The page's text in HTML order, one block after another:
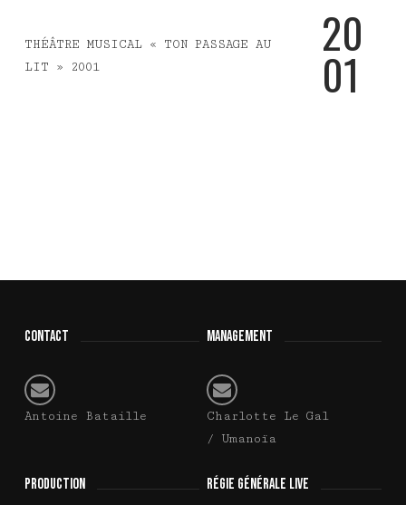
THÉÂTRE MUSICAL « TON PASSAGE AU
LIT » 2001
20
01
CONTACT
Antoine Bataille
MANAGEMENT
Charlotte Le Gal
/ Umanoïa
PRODUCTION RÉGIE GÉNÉRALE LIVE